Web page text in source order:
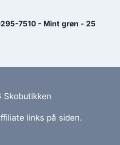
454.30 kr..
7510 - Mint grøn - 25
links på siden.